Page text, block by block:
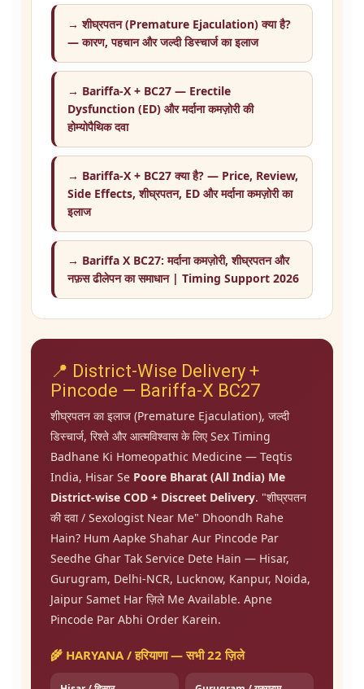
→ शीघ्रपतन (Premature Ejaculation) क्या है?
— कारण, पहचान और जल्दी डिस्चार्ज का इलाज
→ Bariffa-X + BC27 — Erectile
Dysfunction (ED) और मर्दाना कमज़ोरी की
होम्योपैथिक दवा
→ Bariffa-X + BC27 क्या है? — Price, Review,
Side Effects, शीघ्रपतन, ED और मर्दाना कमज़ोरी का
इलाज
→ Bariffa X BC27: मर्दाना कमज़ोरी, शीघ्रपतन और
नफ़स ढीलेपन का समाधान | Timing Support 2026
📍 District-Wise Delivery +
Pincode — Bariffa-X BC27
शीघ्रपतन का इलाज (Premature Ejaculation), जल्दी
डिस्चार्ज, रिश्ते और आत्मविश्वास के लिए Sex Timing
Badhane Ki Homeopathic Medicine — Teqtis
India, Hisar Se Poore Bharat (All India) Me
District-wise COD + Discreet Delivery. "शीघ्रपतन
की दवा / Sexologist Near Me" Dhoondh Rahe
Hain? Hum Aapke Shahar Aur Pincode Par
Seedhe Ghar Tak Service Dete Hain — Hisar,
Gurugram, Delhi-NCR, Lucknow, Kanpur, Noida,
Jaipur Samet Har ज़िले Me Available. Apne
Pincode Par Abhi Order Karein.
🌾 HARYANA / हरियाणा — सभी 22 ज़िले